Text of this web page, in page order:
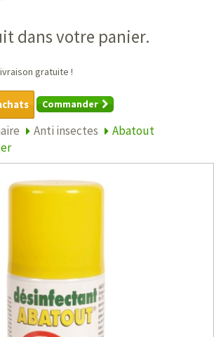
dans votre panier.
gratuite !
Commander
Anti insectes
Abatout